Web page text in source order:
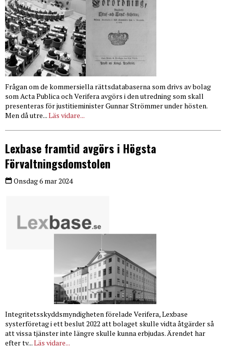
Frågan om de kommersiella rättsdatabaserna som drivs av bolag
som Acta Publica och Verifera avgörs i den utredning som skall
presenteras för justitieminister Gunnar Strömmer under hösten.
Men då utre...Läs vidare...
Lexbase framtid avgörs i Högsta
Förvaltningsdomstolen
Onsdag 6 mar 2024
Integritetsskyddsmyndigheten förelade Verifera, Lexbase
systerföretag i ett beslut 2022 att bolaget skulle vidta åtgärder så
att vissa tjänster inte längre skulle kunna erbjudas. Ärendet har
efter tv...Läs vidare...